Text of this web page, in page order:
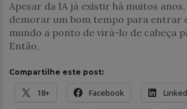
Apesar da IA já existir há muitos
demorar um bom tempo para entrar
mundo a ponto de virá-lo de cabeça
Então,
Compartilhe este post:
18+ Facebook